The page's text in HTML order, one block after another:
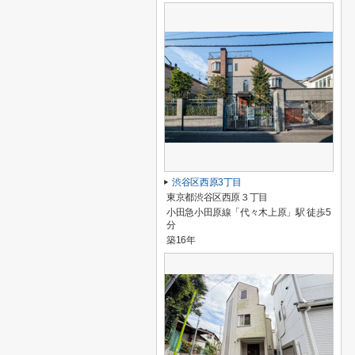
渋谷区西原3丁目
東京都渋谷区西原３丁目
小田急小田原線「代々木上原」駅 徒歩5
分
築16年